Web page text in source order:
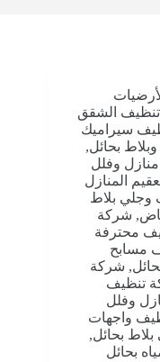
تنظيف الشقق
سيراميك
بحائل,
وفلل
المنازل
وجلي بلاط
, شركة
محترفة
مسابح
, شركة
تنظيف
وفلل
واجهات
بحائل,
بحائل